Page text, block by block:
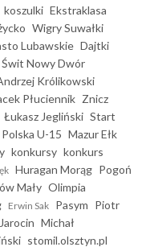
koszulki Ekstraklasa
Wigry Suwałki
Lubawskie Dajtki
Świt Nowy Dwór
Królikowski
Płuciennik Znicz
Łukasz Jegliński Start
Polska U-15 Mazur Ełk
konkursy konkurs
Huragan Morąg Pogoń
Mały Olimpia
Erwin Sak Pasym Piotr
Jarocin Michał
stomil.olsztyn.pl